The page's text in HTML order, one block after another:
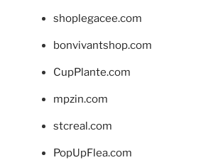
shoplegacee.com
bonvivantshop.com
CupPlante.com
mpzin.com
stcreal.com
PopUpFlea.com